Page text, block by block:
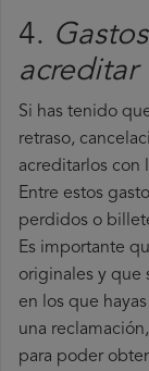
4.
acreditar
Si has tenido
retraso,
acreditarlos con
Entre estos
perdidos o
Es importante
originales y que
en los que
una
para poder